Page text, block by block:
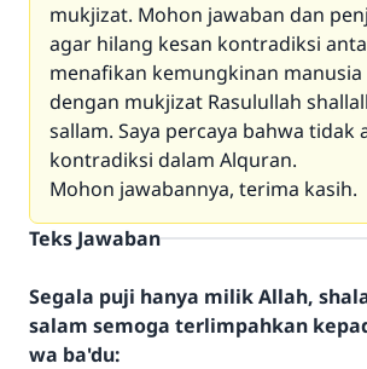
mukjizat. Mohon jawaban dan
agar hilang kesan kontradiksi
menafikan kemungkinan
dengan mukjizat Rasulullah
sallam. Saya percaya bahwa tidak
kontradiksi dalam Alquran.
Mohon jawabannya, terima kasih.
Teks Jawaban
Segala puji hanya milik Allah,
salam semoga terlimpahkan
wa ba'du: